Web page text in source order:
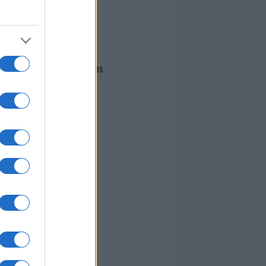
Giovannimaria Cabras